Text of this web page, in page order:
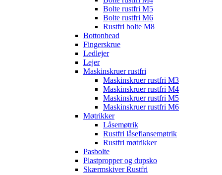
Bolte rustfri M5
Bolte rustfri M6
Rustfri bolte M8
Bottonhead
Fingerskrue
Ledlejer
Lejer
Maskinskruer rustfri
Maskinskruer rustfri M3
Maskinskruer rustfri M4
Maskinskruer rustfri M5
Maskinskruer rustfri M6
Møtrikker
Låsemøtrik
Rustfri låseflansemøtrik
Rustfri møtrikker
Pasbolte
Plastpropper og dupsko
Skærmskiver Rustfri